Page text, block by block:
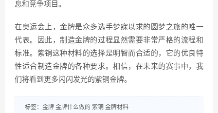
息和竞争项目。
在奥运会上，金牌是众多选手梦寐以求的圆梦之旅的唯一
代表。因此，制造金牌的过程显然需要非常严格的流程和
标准。紫铜这种材料的选择是明智而合适的，它的优良特
性适合制造金牌的各种要求。相信，在未来的赛事中，我
们将看到更多闪闪发光的紫铜金牌。
标签： 金牌 金牌什么做的 紫铜 金牌材料